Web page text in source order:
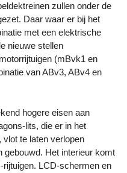
zullen onder de
Daar waar er bij het
met een elektrische
nieuwe stellen
(mBvk1 en
van ABv3, ABv4 en
hogere eisen aan
lits, die er in het
te laten verlopen
gebouwd. Het interieur komt
LCD-schermen en